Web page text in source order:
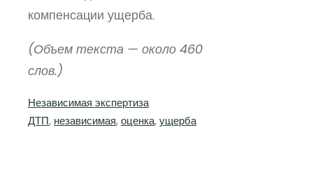
компенсации ущерба.
(Объем текста — около 460
слов.)
Независимая экспертиза
ДТП, независимая, оценка, ущерба